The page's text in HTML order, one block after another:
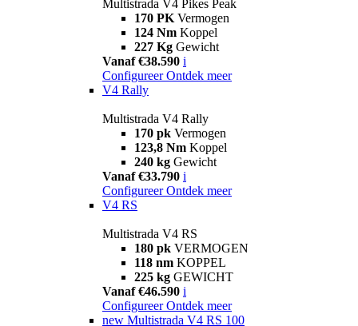
Multistrada V4 Pikes Peak
170 PK Vermogen
124 Nm Koppel
227 Kg Gewicht
Vanaf €38.590 i
Configureer Ontdek meer
V4 Rally
Multistrada V4 Rally
170 pk Vermogen
123,8 Nm Koppel
240 kg Gewicht
Vanaf €33.790 i
Configureer Ontdek meer
V4 RS
Multistrada V4 RS
180 pk VERMOGEN
118 nm KOPPEL
225 kg GEWICHT
Vanaf €46.590 i
Configureer Ontdek meer
new Multistrada V4 RS 100